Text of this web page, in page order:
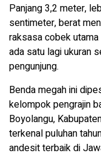
Panjang 3,2 meter,
sentimeter, berat
raksasa cobek
ada satu lagi ukuran
pengunjung.
Benda megah ini
kelompok pengrajin
Boyolangu,
terkenal puluhan
andesit terbaik di